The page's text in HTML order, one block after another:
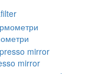
mirror